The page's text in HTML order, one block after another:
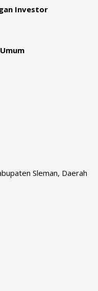
Investor
Sleman, Daerah